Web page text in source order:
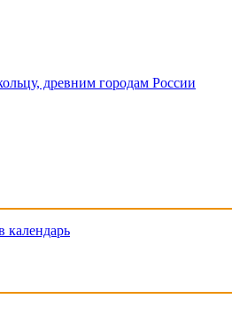
древним городам России
календарь